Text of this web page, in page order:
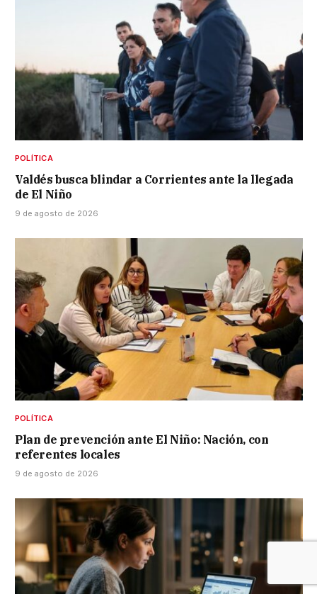
POLÍTICA
Valdés busca blindar a Corrientes ante la llegada
de El Niño
9 de agosto de 2026
POLÍTICA
Plan de prevención ante El Niño: Nación, con
referentes locales
9 de agosto de 2026